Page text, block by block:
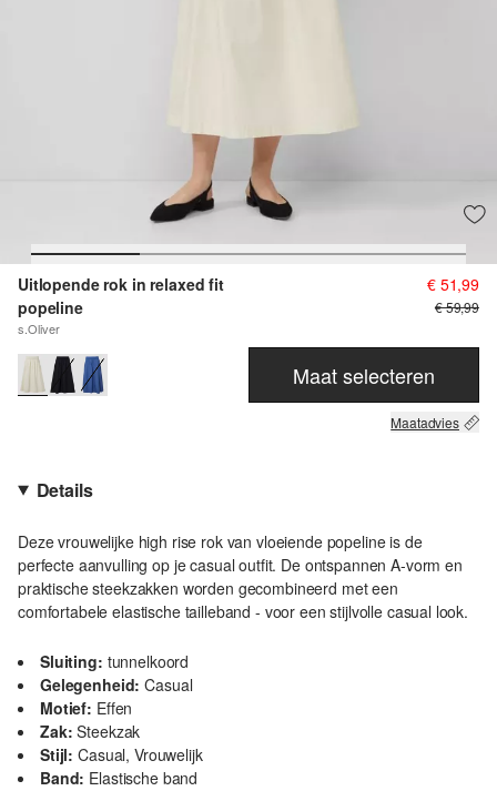
Uitlopende rok in relaxed fit
popeline
s.Oliver
€ 51,99
€ 59,99
Maat selecteren
Maatadvies
Details
Deze vrouwelijke high rise rok van vloeiende popeline is de
perfecte aanvulling op je casual outfit. De ontspannen A-vorm en
praktische steekzakken worden gecombineerd met een
comfortabele elastische tailleband - voor een stijlvolle casual look.
Sluiting: tunnelkoord
Gelegenheid: Casual
Motief: Effen
Zak: Steekzak
Stijl: Casual, Vrouwelijk
Band: Elastische band